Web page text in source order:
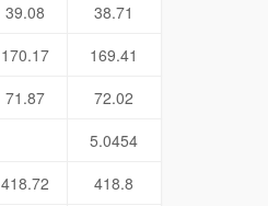
39.08
38.71
170.17
169.41
71.87
72.02
5.0454
418.72
418.8